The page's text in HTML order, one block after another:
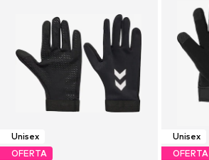
Unisex
OFERTA
Unisex
OFERTA